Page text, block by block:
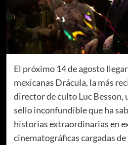
El próximo 14 de agosto
mexicanas Drácula, la más
director de culto Luc Besson,
sello inconfundible que ha
historias extraordinarias en
cinematográficas cargadas